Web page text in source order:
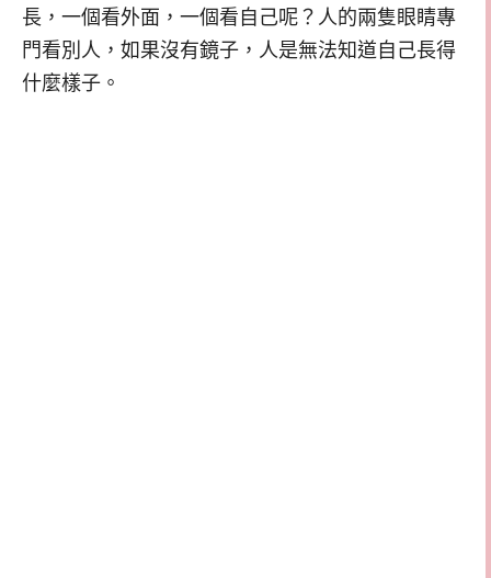
長，一個看外面，一個看自己呢？人的兩隻眼睛專
門看別人，如果沒有鏡子，人是無法知道自己長得
什麼樣子。